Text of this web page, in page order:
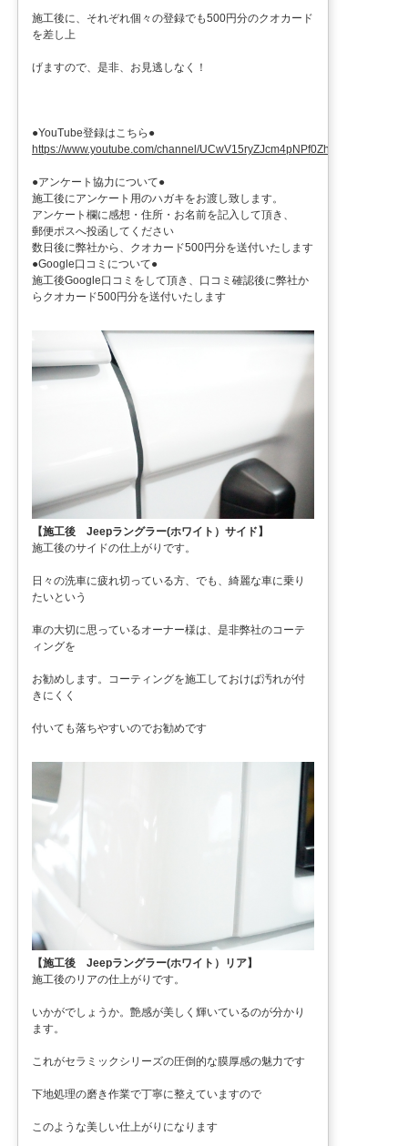
施工後に、それぞれ個々の登録でも500円分のクオカード
を差し上
げますので、是非、お見逃しなく！
●YouTube登録はこちら●
https://www.youtube.com/channel/UCwV15ryZJcm4pNPf0ZhXu9g
●アンケート協力について●
施工後にアンケート用のハガキをお渡し致します。
アンケート欄に感想・住所・お名前を記入して頂き、
郵便ポスへ投函してください
数日後に弊社から、クオカード500円分を送付いたします
●Google口コミについて●
施工後Google口コミをして頂き、口コミ確認後に弊社か
らクオカード500円分を送付いたします
【施工後 Jeepラングラー(ホワイト）サイド】
施工後のサイドの仕上がりです。
日々の洗車に疲れ切っている方、でも、綺麗な車に乗り
たいという
車の大切に思っているオーナー様は、是非弊社のコーテ
ィングを
お勧めします。コーティングを施工しておけば汚れが付
きにくく
付いても落ちやすいのでお勧めです
【施工後 Jeepラングラー(ホワイト）リア】
施工後のリアの仕上がりです。
いかがでしょうか。艶感が美しく輝いているのが分かり
ます。
これがセラミックシリーズの圧倒的な膜厚感の魅力です
下地処理の磨き作業で丁寧に整えていますので
このような美しい仕上がりになります